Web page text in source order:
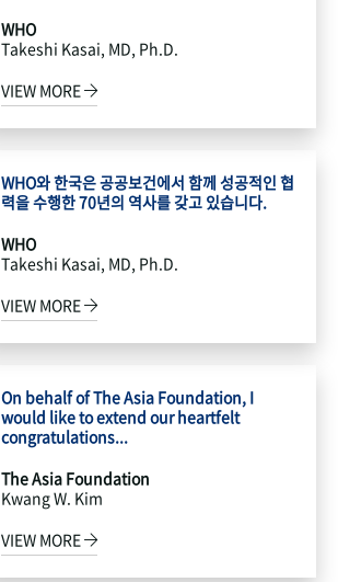
WHO
Takeshi Kasai, MD, Ph.D.
VIEW MORE
WHO와 한국은 공공보건에서 함께 성공적인 협
력을 수행한 70년의 역사를 갖고 있습니다.
WHO
Takeshi Kasai, MD, Ph.D.
VIEW MORE
On behalf of The Asia Foundation, I
would like to extend our heartfelt
congratulations...
The Asia Foundation
Kwang W. Kim
VIEW MORE